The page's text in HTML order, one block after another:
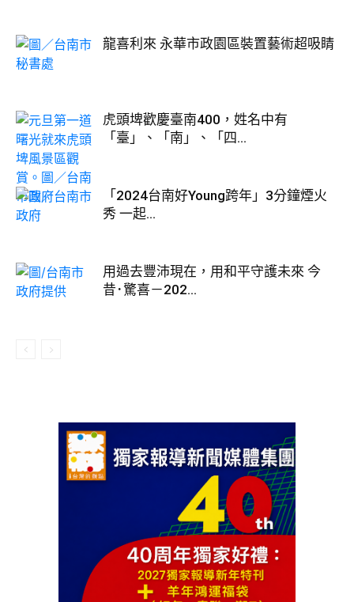
龍喜利來 永華市政園區裝置藝術超吸睛
虎頭埤歡慶臺南400，姓名中有
「臺」、「南」、「四...
「2024台南好Young跨年」3分鐘煙火
秀 一起...
用過去豐沛現在，用和平守護未來 今
昔･驚喜－202...